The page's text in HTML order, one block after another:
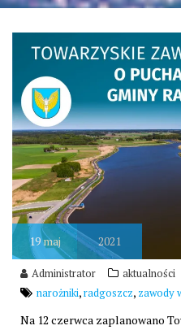
19maj 2021
Administrator
aktualności
narożniki,radgoszcz, zawody
Na 12 czerwca zaplanowano